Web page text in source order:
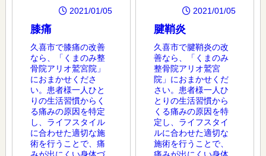
2021/01/05
膝痛
久喜市で膝痛の改善
なら、「くまのみ整
骨院アリオ鷲宮院」
におまかせくださ
い。患者様一人ひと
りの生活習慣からく
る痛みの原因を特定
し、ライフスタイル
に合わせた適切な施
術を行うことで、痛
みが出にくい身体づ
2021/01/05
腱鞘炎
久喜市で腱鞘炎の改
善なら、「くまのみ
整骨院アリオ鷲宮
院」におまかせくだ
さい。患者様一人ひ
とりの生活習慣から
くる痛みの原因を特
定し、ライフスタイ
ルに合わせた適切な
施術を行うことで、
痛みが出にくい身体